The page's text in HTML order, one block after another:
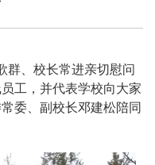
群、校长常进亲切慰问
工，并代表学校向大家
委、副校长邓建松陪同